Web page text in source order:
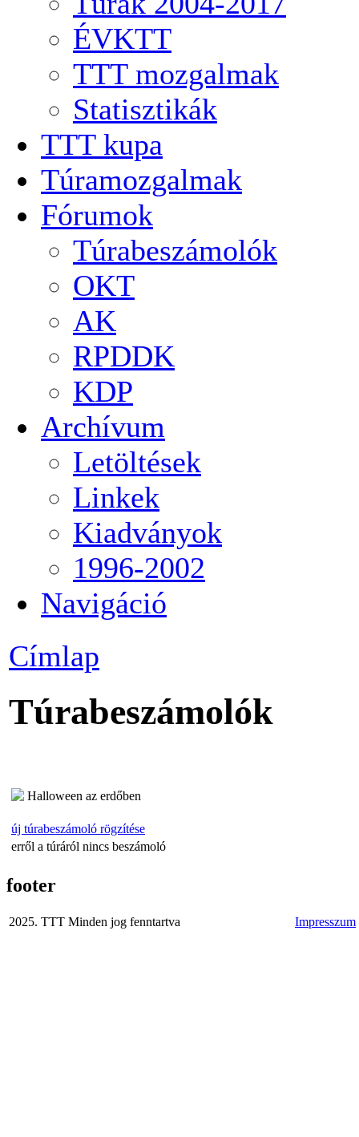
ÉVKTT
TTT mozgalmak
Statisztikák
TTT kupa
Túramozgalmak
Fórumok
Túrabeszámolók
OKT
AK
RPDDK
KDP
Archívum
Letöltések
Linkek
Kiadványok
1996-2002
Navigáció
Címlap
Túrabeszámolók
Halloween az erdőben
új túrabeszámoló rögzítése
erről a túráról nincs beszámoló
footer
2025. TTT Minden jog fenntartva Impresszum